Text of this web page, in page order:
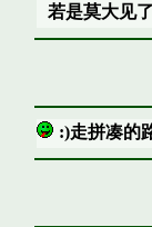
若是莫大见
:)走拼凑的